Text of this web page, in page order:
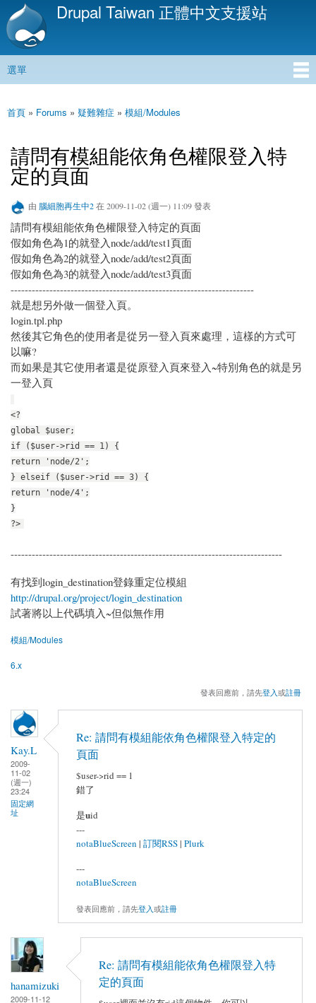
移
內
Drupal Taiwan 正體中文支援站
主選單
選單
您在這裡
首頁 » Forums » 疑難雜症 » 模組/Modules
請問有模組能依角色權限登入特
定的頁面
由 腦細胞再生中2在 2009-11-02 (週一) 11:09 發表
請問有模組能依角色權限登入特定的頁面
假如角色為1的就登入node/add/test1頁面
假如角色為2的就登入node/add/test2頁面
假如角色為3的就登入node/add/test3頁面
---------------------------------------------------------------------
就是想另外做一個登入頁。
login.tpl.php
然後其它角色的使用者是從另一登入頁來處理，這樣的方式可
以嘛?
而如果是其它使用者還是從原登入頁來登入~特別角色的就是另
一登入頁
<?
global $user;
if ($user->rid == 1) {
return 'node/2';
} elseif ($user->rid == 3) {
return 'node/4';
}
?>
-----------------------------------------------------------------------------
有找到login_destination登錄重定位模組
http://drupal.org/project/login_destination
試著將以上代碼填入~但似無作用
模組/Modules
6.x
發表回應前，請先登入或註冊
Kay.L
2009-
11-02
(週一)
23:24
固定網
址
Re: 請問有模組能依角色權限登入特定的
頁面
$user->rid == 1
錯了
是uid
---
notaBlueScreen | 訂閱RSS| Plurk
---
notaBlueScreen
發表回應前，請先登入或註冊
hanamizuki
2009-11-12
Re: 請問有模組能依角色權限登入特
定的頁面